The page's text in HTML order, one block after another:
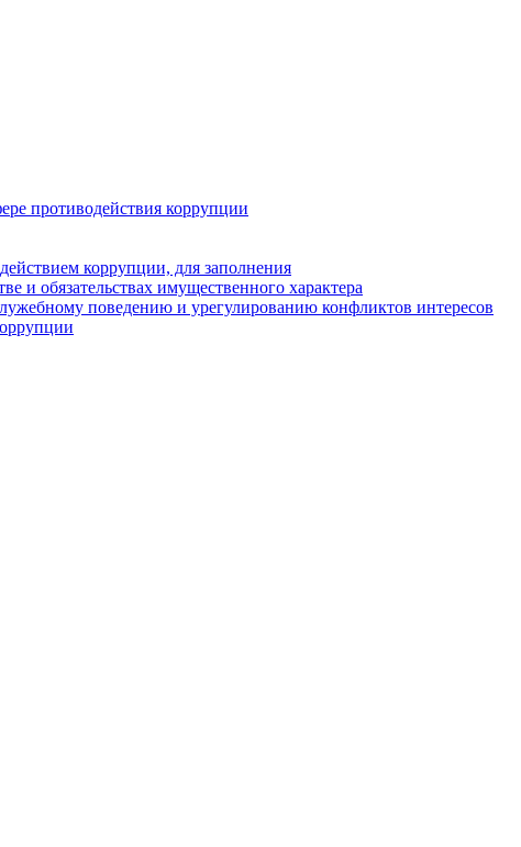
противодействия коррупции
коррупции, для заполнения
и обязательствах имущественного характера
поведению и урегулированию конфликтов интересов